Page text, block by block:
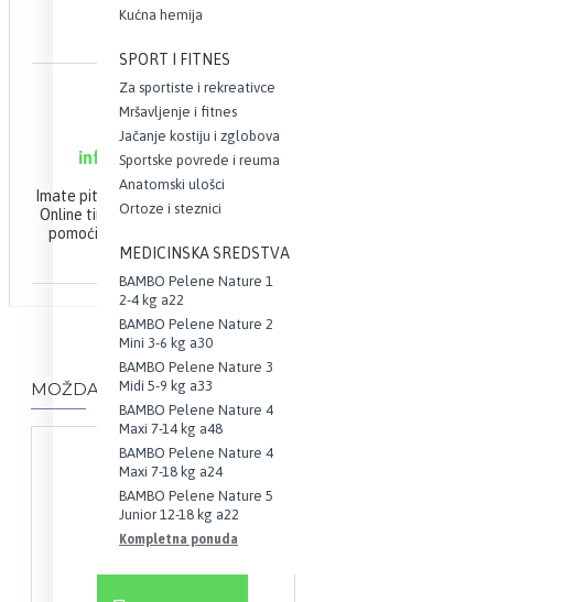
Kućna hemija
SPORT I FITNES
Za sportiste i rekreativce
Mršavljenje i fitnes
Jačanje kostiju i zglobova
Sportske povrede i reuma
Anatomski ulošci
Ortoze i steznici
MEDICINSKA SREDSTVA
BAMBO Pelene Nature 1
2-4 kg a22
BAMBO Pelene Nature 2
Mini 3-6 kg a30
BAMBO Pelene Nature 3
Midi 5-9 kg a33
BAMBO Pelene Nature 4
Maxi 7-14 kg a48
BAMBO Pelene Nature 4
Maxi 7-18 kg a24
BAMBO Pelene Nature 5
Junior 12-18 kg a22
Kompletna ponuda
ONLINE PODRŠKA
063 10 21 100
info@webapoteka.rs
Imate pitanja u vezi Vaše narudžbine?
Online tim apoteke Demetra će Vam
pomoći da brzo i efikasno završite
Vašu kupovinu.
MOŽDA VAS ZANIMA I OVO...